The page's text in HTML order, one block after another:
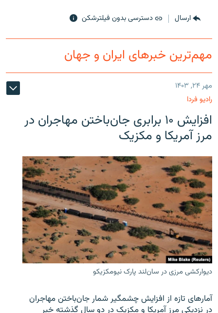
ارسال دسترسی بدون فیلترشکن
مهم‌ترین خبرهای ایران و جهان
مهر ۲۴, ۱۴۰۳
رادیو فردا
افزایش ۱۰ برابری جان‌باختن مهاجران در
مرز آمریکا و مکزیک
دیوارکشی مرزی در سان‌لند پارک نیومکزیکو
آمارهای تازه از افزایش چشمگیر شمار جان‌باختن مهاجران
در نزدیکی مرز آمریکا و مکزیک در دو سال گذشته خبر